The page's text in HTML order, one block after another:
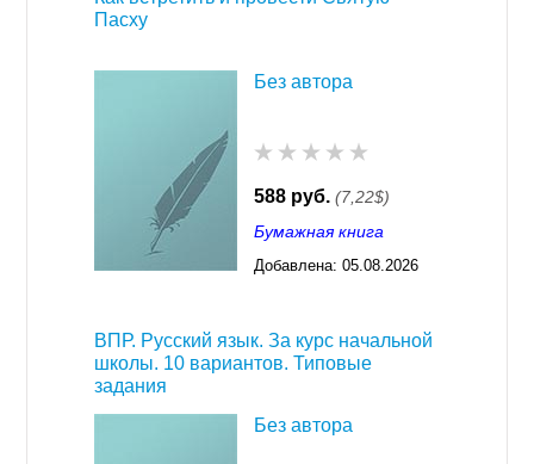
Пасху
Без автора
588 руб. (7,22$)
Бумажная книга
Добавлена: 05.08.2026
ВПР. Русский язык. За курс начальной
школы. 10 вариантов. Типовые
задания
Без автора